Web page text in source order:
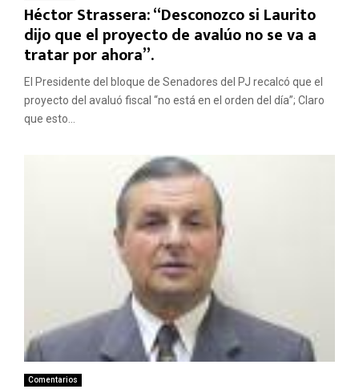
Héctor Strassera: “Desconozco si Laurito
dijo que el proyecto de avalúo no se va a
tratar por ahora”.
El Presidente del bloque de Senadores del PJ recalcó que el
proyecto del avaluó fiscal “no está en el orden del día”; Claro
que esto...
Comentarios